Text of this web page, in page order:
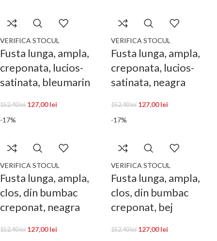
VERIFICA STOCUL
Fusta lunga, ampla,
creponata, lucios-
satinata, bleumarin
152,40lei 127,00lei
VERIFICA STOCUL
Fusta lunga, ampla,
creponata, lucios-
satinata, neagra
152,40lei 127,00lei
-17%
VERIFICA STOCUL
Fusta lunga, ampla,
clos, din bumbac
creponat, neagra
152,40lei 127,00lei
-17%
VERIFICA STOCUL
Fusta lunga, ampla,
clos, din bumbac
creponat, bej
152,40lei 127,00lei